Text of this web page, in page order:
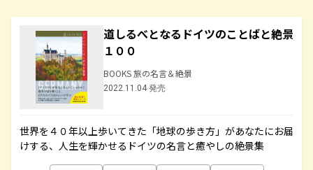
道しるべとなるドイツのことばと絶景
１００
BOOKS 旅の名言＆絶景
2022.11.04 発売
世界を４０年以上歩いてきた「地球の歩き方」があなたにお届
けする、人生を輝かせるドイツの名言と癒やしの絶景集